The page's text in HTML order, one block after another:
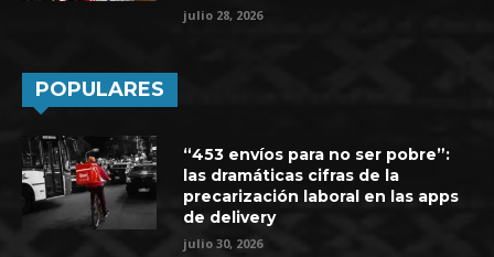
julio 28, 2026
POPULARES
“453 envíos para no ser pobre”:
las dramáticas cifras de la
precarización laboral en las apps
de delivery
julio 30, 2026